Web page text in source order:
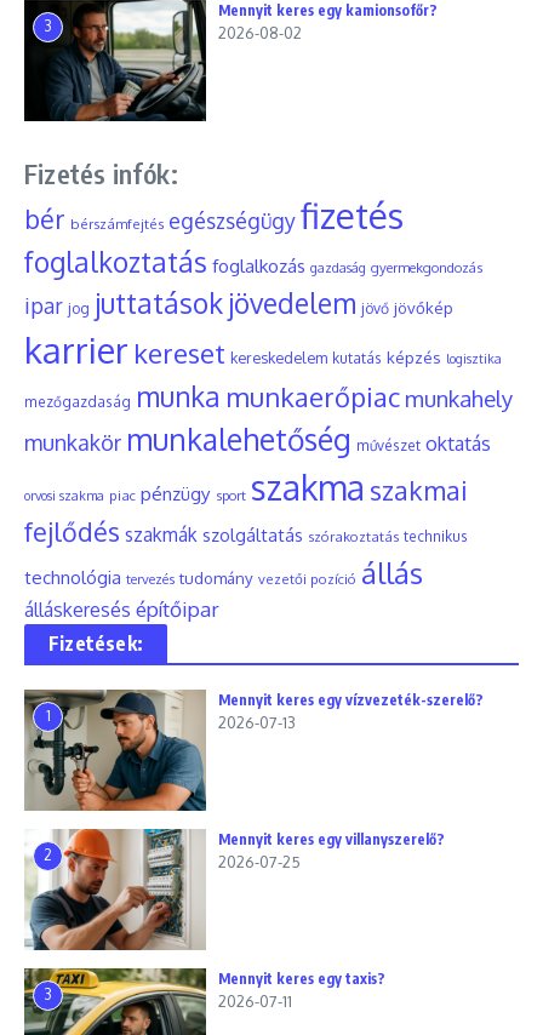
3
Mennyit keres egy kamionsofőr?
2026-08-02
Fizetés infók:
bér bérszámfejtés egészségügyfizetés
foglalkoztatás foglalkozás gazdaság gyermekgondozás
ipar jog juttatások jövedelem jövő jövőkép
karrier kereset kereskedelem kutatás képzés logisztika
mezőgazdaság munka munkaerőpiac munkahely
munkakör munkalehetőség művészet oktatás
orvosi szakma piac pénzügy sport szakma szakmai
fejlődés szakmák szolgáltatás szórakoztatás technikus
technológia tervezés tudomány vezetői pozíció állás
álláskeresés építőipar
Fizetések:
1
Mennyit keres egy vízvezeték-szerelő?
2026-07-13
2
Mennyit keres egy villanyszerelő?
2026-07-25
3
Mennyit keres egy taxis?
2026-07-11